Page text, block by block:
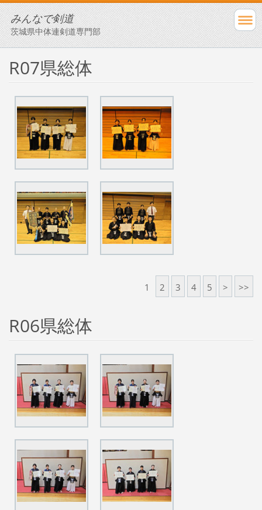
みんなで剣道
茨城県中体連剣道専門部
R07県総体
1 2 3 4 5 > >>
R06県総体